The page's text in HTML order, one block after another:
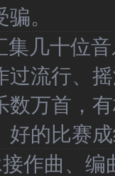
。
几十位音
过流行、
数万首，
好的比赛
曲、编